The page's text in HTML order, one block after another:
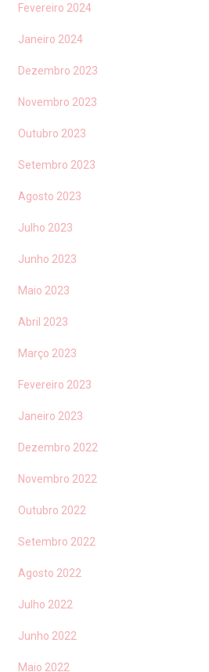
Fevereiro 2024
Janeiro 2024
Dezembro 2023
Novembro 2023
Outubro 2023
Setembro 2023
Agosto 2023
Julho 2023
Junho 2023
Maio 2023
Abril 2023
Março 2023
Fevereiro 2023
Janeiro 2023
Dezembro 2022
Novembro 2022
Outubro 2022
Setembro 2022
Agosto 2022
Julho 2022
Junho 2022
Maio 2022